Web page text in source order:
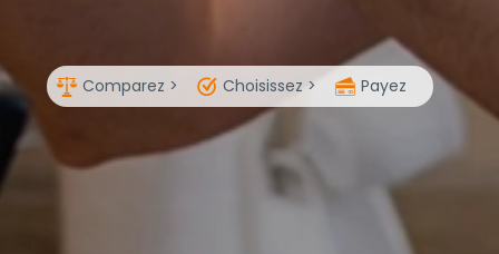
Comparez > Choisissez > Payez